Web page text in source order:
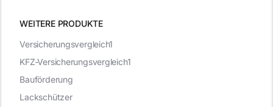
WEITERE PRODUKTE
Versicherungsvergleich1
KFZ-Versicherungsvergleich1
Bauförderung
Lackschützer